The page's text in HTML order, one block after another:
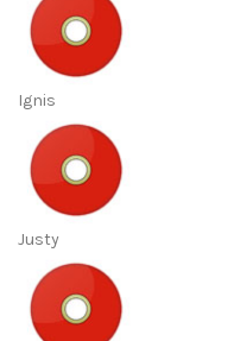
Ignis
Justy